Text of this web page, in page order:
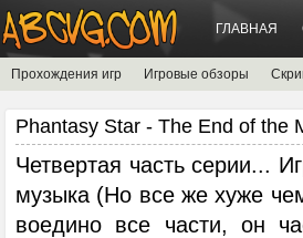
ГЛАВНАЯ
Прохождения игр Игровые обзоры
Phantasy Star - The End of the
Четвертая часть серии...
музыка (Но все же хуже
воедино все части, он